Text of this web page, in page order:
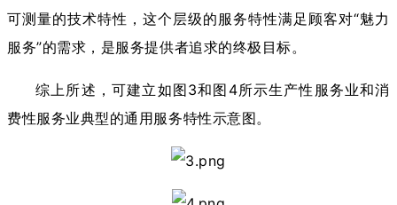
可测量的技术特性，这个层级的服务特性满足顾客对“魅力
服务”的需求，是服务提供者追求的终极目标。
综上所述，可建立如图3和图4所示生产性服务业和消
费性服务业典型的通用服务特性示意图。